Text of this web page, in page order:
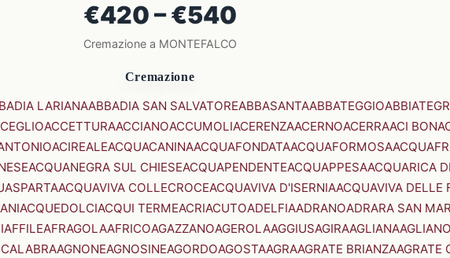
€420 – €540
Cremazione a MONTEFALCO
Cremazione
LARIANAABBADIA SAN SALVATOREABBASANTAABBATEGGIO
ACCETTURAACCIANOACCUMOLIACERENZAACERNOACERRAACI
ACIREALEACQUACANINAACQUAFONDATAACQUAFORMOSA
ACQUANEGRA SUL CHIESEACQUAPENDENTEACQUAPPESAACQUARICA
ACQUAVIVA COLLECROCEACQUAVIVA D'ISERNIAACQUAVIVA DELLE
ACQUEDOLCIACQUI TERMEACRIACUTOADELFIAADRANOADRARA SAN
AFFILEAFRAGOLAAFRICOAGAZZANOAGEROLAAGGIUSAGIRAAGLIANA
AGNONEAGNOSINEAGORDOAGOSTAAGRAAGRATE BRIANZAAGRATE